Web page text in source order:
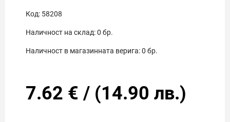
Код: 58208
Наличност на склад:0 бр.
Наличност в магазинната верига:0 бр.
7.62 € / (14.90 лв.)